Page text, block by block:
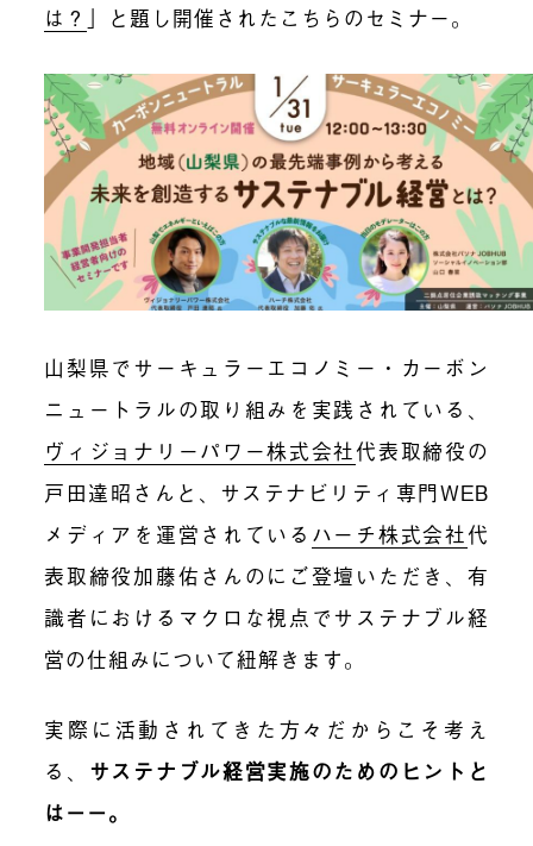
は？ 」と題し開催されたこちらのセミナー。
山梨県でサーキュラーエコノミー・カーボン
ニュートラルの取り組みを実践されている、
ヴィジョナリーパワー株式会社代表取締役の
戸田達昭さんと、サステナビリティ専門WEB
メディアを運営されている ハーチ株式会社代
表取締役加藤佑さんのにご登壇いただき、有
識者におけるマクロな視点でサステナブル経
営の仕組みについて紐解きます。
実際に活動されてきた方々だからこそ考え
る、 サステナブル経営実施のためのヒントと
はーー。